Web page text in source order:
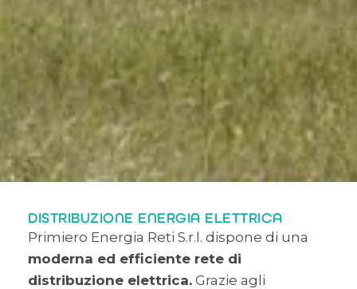
DISTRIBUZIONE ENERGIA ELETTRICA
Primiero Energia Reti S.r.l. dispone di una
moderna ed efficiente rete di
distribuzione elettrica. Grazie agli